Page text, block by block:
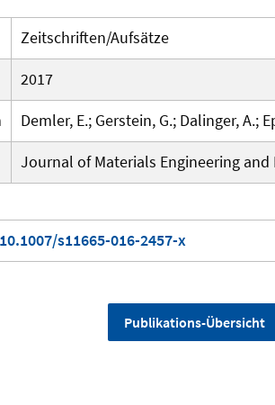
Zeitschriften/Aufsätze
2017
Demler, E.; Gerstein, G.; Dalinger, A.;
Journal of Materials Engineering and
10.1007/s11665-016-2457-x
Publikations-Übersicht